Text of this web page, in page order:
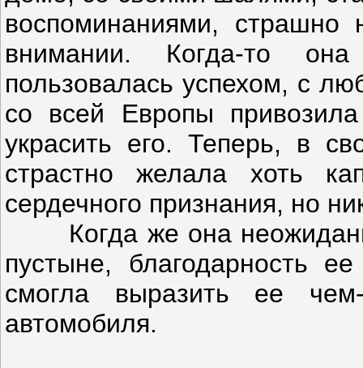
воспоминаниями,
внимании. Когда-то
пользовалась успехом, с
со всей Европы
украсить его. Теперь, в
страстно желала хоть
сердечного признания, но
Когда же она
пустыне, благодарность
смогла выразить ее
автомобиля.